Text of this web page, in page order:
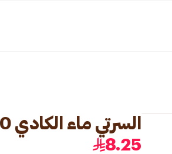
السرتي ماء الكادي 270مل
8.25